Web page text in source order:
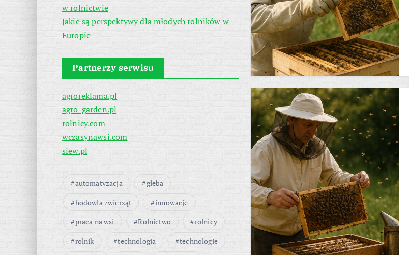
w rolnictwie
Jakie są perspektywy dla młodych rolników w
Europie
Partnerzy serwisu
agroreklama.pl
agro-garden.pl
rolnicy.com
wczasynawsi.com
siew.pl
automatyzacja
gleba
hodowla zwierząt
innowacje
praca na wsi
Rolnictwo
rolnicy
rolnik
technologia
technologie